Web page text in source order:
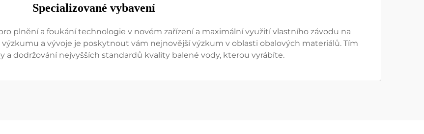
Specializované vybavení
plnění a foukání technologie v novém zařízení a maximální využití vlastního závodu na
a vývoje je poskytnout vám nejnovější výzkum v oblasti obalových materiálů. Tím
a dodržování nejvyšších standardů kvality balené vody, kterou vyrábíte.